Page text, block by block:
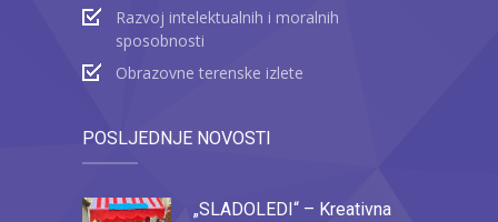
Razvoj intelektualnih i moralnih
sposobnosti
Obrazovne terenske izlete
POSLJEDNJE NOVOSTI
„SLADOLEDI“ – Kreativna